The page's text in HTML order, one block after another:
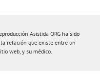
Asistida ORG ha sido
relación que existe entre un
web, y su médico.